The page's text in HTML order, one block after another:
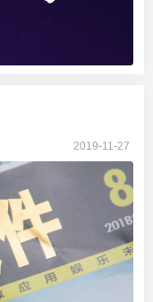
2019-11-27